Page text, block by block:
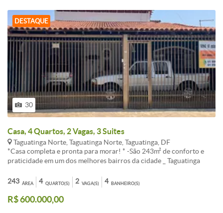
DESTAQUE
30
Casa, 4 Quartos, 2 Vagas, 3 Suites
Taguatinga Norte, Taguatinga Norte, Taguatinga, DF
*Casa completa e pronta para morar! * -São 243m² de conforto e
praticidade em um dos melhores bairros da cidade _ Taguatinga
arejada, com rica iluminação natural ! -Armários planejados em
todos os ambientes TÉRREO 4 quartos 3 suítes + 1 Banheiro social -
Sala ampla, iluminada naturalmente : integrando 3 ambientes __ sala
ÁREA
243 QUARTO(S)
4 VAGA(S)
2 BANHEIRO(S)
4
R$ 600.000,00